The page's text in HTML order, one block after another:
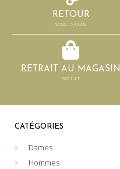
RETOUR
SOUS 15 JOURS
RETRAIT AU MAGASIN
GRATUIT
CATÉGORIES
Dames
Hommes